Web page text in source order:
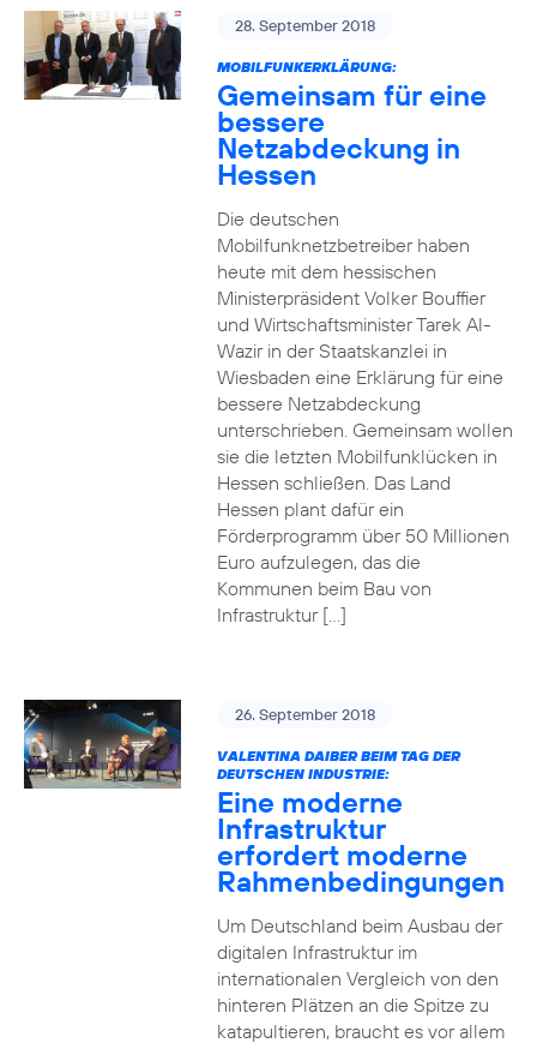
28. September 2018
MOBILFUNKERKLÄRUNG:
Gemeinsam für eine
bessere
Netzabdeckung in
Hessen
Die deutschen
Mobilfunknetzbetreiber haben
heute mit dem hessischen
Ministerpräsident Volker Bouffier
und Wirtschaftsminister Tarek Al-
Wazir in der Staatskanzlei in
Wiesbaden eine Erklärung für eine
bessere Netzabdeckung
unterschrieben. Gemeinsam wollen
sie die letzten Mobilfunklücken in
Hessen schließen. Das Land
Hessen plant dafür ein
Förderprogramm über 50 Millionen
Euro aufzulegen, das die
Kommunen beim Bau von
Infrastruktur […]
26. September 2018
VALENTINA DAIBER BEIM TAG DER
DEUTSCHEN INDUSTRIE:
Eine moderne
Infrastruktur
erfordert moderne
Rahmenbedingungen
Um Deutschland beim Ausbau der
digitalen Infrastruktur im
internationalen Vergleich von den
hinteren Plätzen an die Spitze zu
katapultieren, braucht es vor allem